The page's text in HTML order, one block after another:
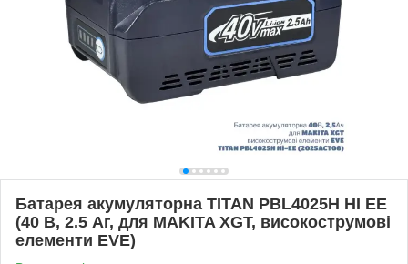
Батарея акумуляторна TITAN PBL4025H HI EE
(40 В, 2.5 Аг, для MAKITA XGT, високострумові
елементи EVE)